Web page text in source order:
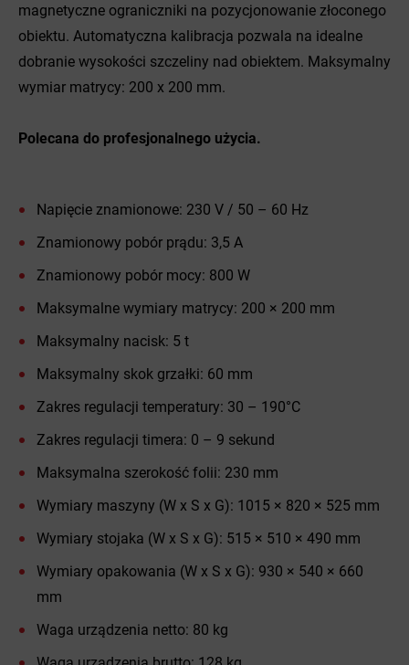
magnetyczne ograniczniki na pozycjonowanie złoconego
obiektu. Automatyczna kalibracja pozwala na idealne
dobranie wysokości szczeliny nad obiektem. Maksymalny
wymiar matrycy: 200 x 200 mm.
Polecana do profesjonalnego użycia.
Napięcie znamionowe: 230 V / 50 – 60 Hz
Znamionowy pobór prądu: 3,5 A
Znamionowy pobór mocy: 800 W
Maksymalne wymiary matrycy: 200 × 200 mm
Maksymalny nacisk: 5 t
Maksymalny skok grzałki: 60 mm
Zakres regulacji temperatury: 30 – 190°C
Zakres regulacji timera: 0 – 9 sekund
Maksymalna szerokość folii: 230 mm
Wymiary maszyny (W x S x G): 1015 × 820 × 525 mm
Wymiary stojaka (W x S x G): 515 × 510 × 490 mm
Wymiary opakowania (W x S x G): 930 × 540 × 660
mm
Waga urządzenia netto: 80 kg